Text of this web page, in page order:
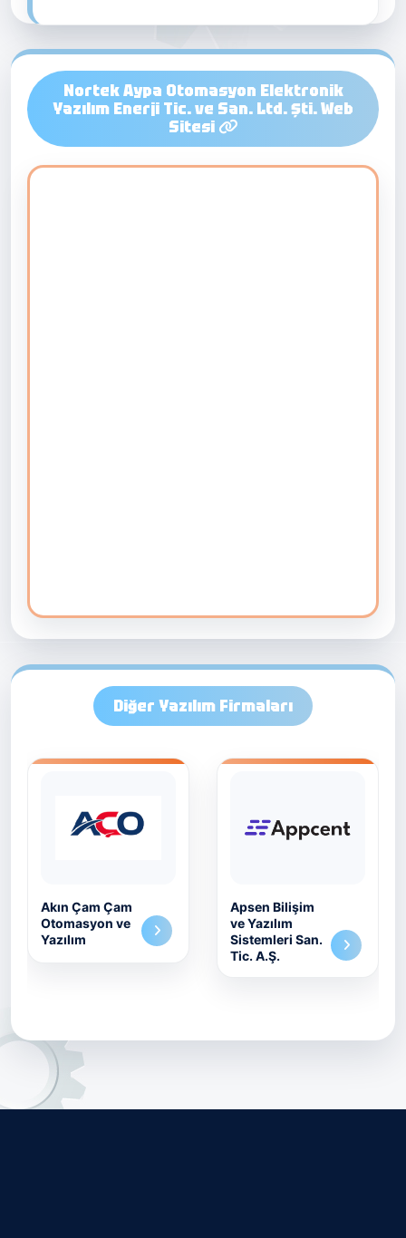
Nortek Aypa Otomasyon Elektronik
Yazılım Enerji Tic. ve San. Ltd. Şti. Web
Sitesi
Diğer Yazılım Firmaları
Apsen Bilişim
ve Yazılım
Sistemleri San.
Apsen Veri
Madenciliği
Yazılım A.Ş.